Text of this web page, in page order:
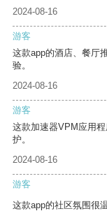
2024-08-16
游客
这款app的酒店、餐厅
验。
2024-08-16
游客
这款加速器VPM应用
护。
2024-08-16
游客
这款app的社区氛围很